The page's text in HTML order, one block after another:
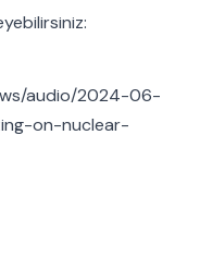
audio/2024-06-
on-nuclear-